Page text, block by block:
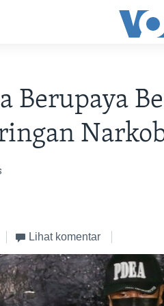
Berupaya
Lihat komentar